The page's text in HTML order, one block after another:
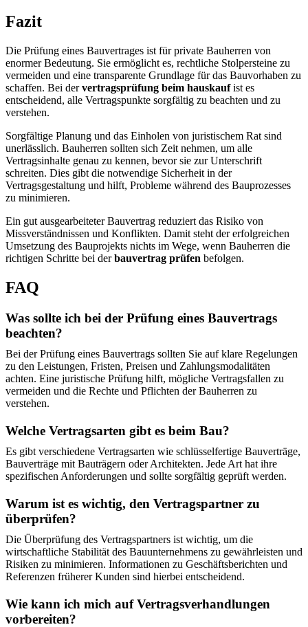
Fazit
Die Prüfung eines Bauvertrages ist für private Bauherren von
enormer Bedeutung. Sie ermöglicht es, rechtliche Stolpersteine zu
vermeiden und eine transparente Grundlage für das Bauvorhaben zu
schaffen. Bei dervertragsprüfung beim hauskaufist es
entscheidend, alle Vertragspunkte sorgfältig zu beachten und zu
verstehen.
Sorgfältige Planung und das Einholen von juristischem Rat sind
unerlässlich. Bauherren sollten sich Zeit nehmen, um alle
Vertragsinhalte genau zu kennen, bevor sie zur Unterschrift
schreiten. Dies gibt die notwendige Sicherheit in der
Vertragsgestaltung und hilft, Probleme während des Bauprozesses
zu minimieren.
Ein gut ausgearbeiteter Bauvertrag reduziert das Risiko von
Missverständnissen und Konflikten. Damit steht der erfolgreichen
Umsetzung des Bauprojekts nichts im Wege, wenn Bauherren die
richtigen Schritte bei derbauvertrag prüfen befolgen.
FAQ
Was sollte ich bei der Prüfung eines Bauvertrags
beachten?
Bei der Prüfung eines Bauvertrags sollten Sie auf klare Regelungen
zu den Leistungen, Fristen, Preisen und Zahlungsmodalitäten
achten. Eine juristische Prüfung hilft, mögliche Vertragsfallen zu
vermeiden und die Rechte und Pflichten der Bauherren zu
verstehen.
Welche Vertragsarten gibt es beim Bau?
Es gibt verschiedene Vertragsarten wie schlüsselfertige Bauverträge,
Bauverträge mit Bauträgern oder Architekten. Jede Art hat ihre
spezifischen Anforderungen und sollte sorgfältig geprüft werden.
Warum ist es wichtig, den Vertragspartner zu
überprüfen?
Die Überprüfung des Vertragspartners ist wichtig, um die
wirtschaftliche Stabilität des Bauunternehmens zu gewährleisten und
Risiken zu minimieren. Informationen zu Geschäftsberichten und
Referenzen früherer Kunden sind hierbei entscheidend.
Wie kann ich mich auf Vertragsverhandlungen
vorbereiten?